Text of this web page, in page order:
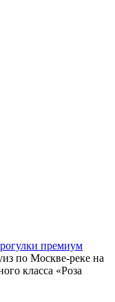
премиум
по Москве-реке на
класса «Роза